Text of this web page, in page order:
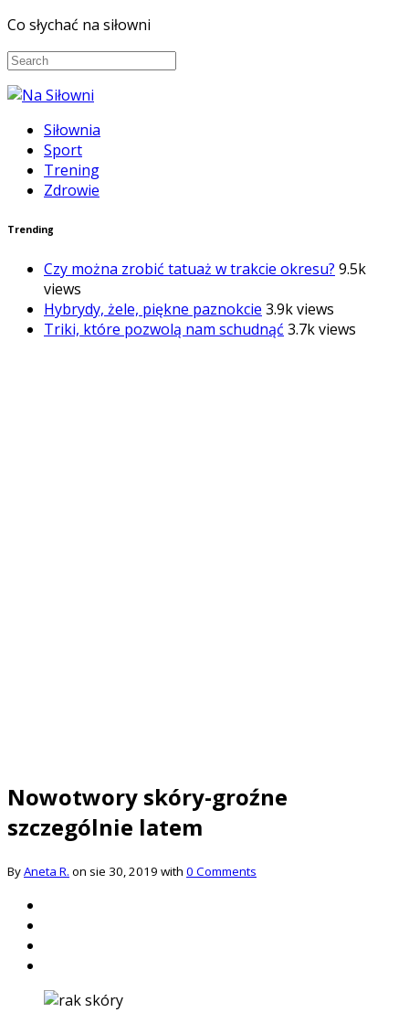
Co słychać na siłowni
Siłownia
Sport
Trening
Zdrowie
Trending
Czy można zrobić tatuaż w trakcie okresu? 9.5k
views
Hybrydy, żele, piękne paznokcie 3.9k views
Triki, które pozwolą nam schudnąć 3.7k views
Nowotwory skóry-groźne
szczególnie latem
ByAneta R. on sie 30, 2019 with 0 Comments